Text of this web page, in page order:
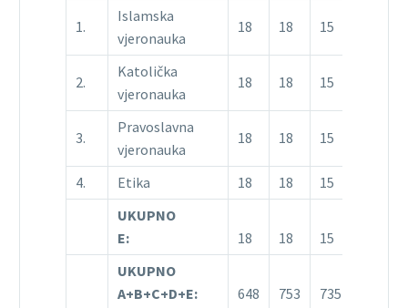
1.
Islamska
vjeronauka
18 18 15
2.
Katolička
vjeronauka
18 18 15
3.
Pravoslavna
vjeronauka
18 18 15
4. Etika 18 18
15
UKUPNO
E:
18 18
15
UKUPNO
A+B+C+D+E:
648 753 735